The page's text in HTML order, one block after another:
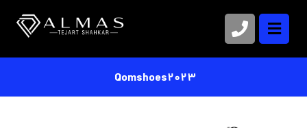
Qomshoes2023